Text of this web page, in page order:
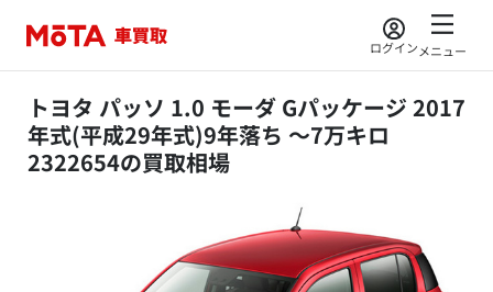
ログインメニュー
トヨタ パッソ 1.0 モーダ Gパッケージ 2017
年式(平成29年式)9年落ち ～7万キロ
2322654の買取相場